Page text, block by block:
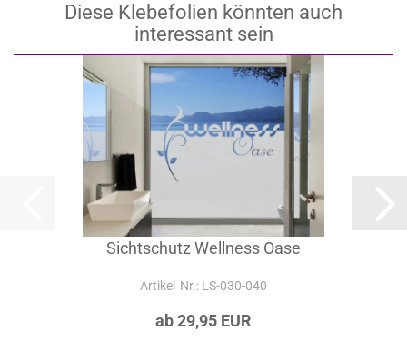
Diese Klebefolien könnten auch
interessant sein
Sichtschutz Wellness Oase
Artikel‑Nr.: LS-030-040
ab 29,95 EUR